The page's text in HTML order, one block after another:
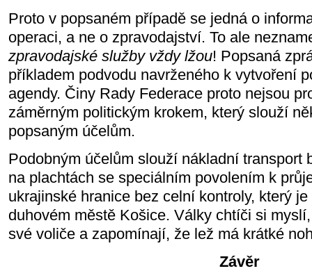
Proto v popsaném případě se jedná o
operaci, a ne o zpravodajství. To ale
zpravodajské služby vždy lžou! Popsaná
příkladem podvodu navrženého k vytvoření
agendy. Činy Rady Federace proto nejsou
záměrným politickým krokem, který slouží
popsaným účelům.
Podobným účelům slouží nákladní transport
na plachtách se speciálním povolením k
ukrajinské hranice bez celní kontroly, který
duhovém městě Košice. Války chtíči si
své voliče a zapomínají, že lež má krátké
Závěr